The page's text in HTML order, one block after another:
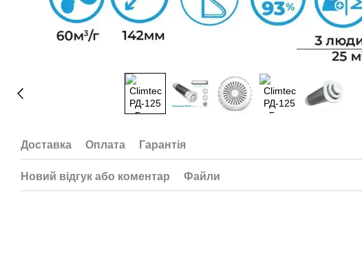
Доставка Оплата Гарантія
Новий відгук або коментар Файли